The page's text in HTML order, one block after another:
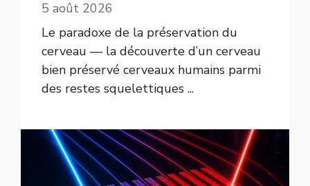
5 août 2026
Le paradoxe de la préservation du
cerveau — la découverte d’un cerveau
bien préservé cerveaux humains parmi
des restes squelettiques ...